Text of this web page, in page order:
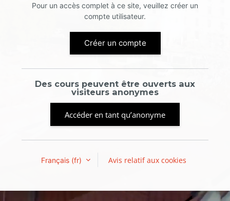
Pour un accès complet à ce site, veuillez créer un
compte utilisateur.
Créer un compte
Des cours peuvent être ouverts aux
visiteurs anonymes
Accéder en tant qu’anonyme
Français ‎(fr)‎ Avis relatif aux cookies